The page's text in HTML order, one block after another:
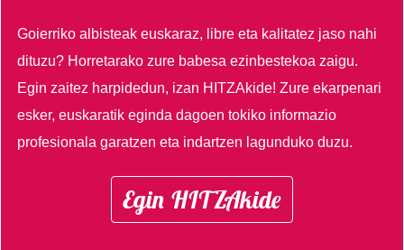
Goierriko albisteak euskaraz, libre eta kalitatez jaso nahi
dituzu? Horretarako zure babesa ezinbestekoa zaigu.
Egin zaitez harpidedun, izan HITZAkide!Zure ekarpenari
esker, euskaratik eginda dagoen tokiko informazio
profesionala garatzen eta indartzen lagunduko duzu.
Egin HITZAkide